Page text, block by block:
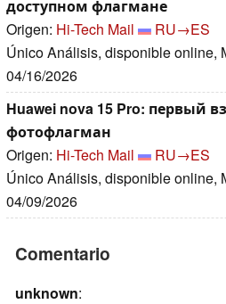
доступном флагмане
Origen: Hi-Tech Mail
RU→ES
Único Análisis, disponible online,
04/16/2026
Huawei nova 15 Pro: первый
фотофлагман
Origen: Hi-Tech Mail
RU→ES
Único Análisis, disponible online,
04/09/2026
Comentario
unknown: